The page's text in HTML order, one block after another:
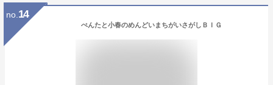
no. 14
ぺんたと小春のめんどいまちがいさがしＢＩＧ